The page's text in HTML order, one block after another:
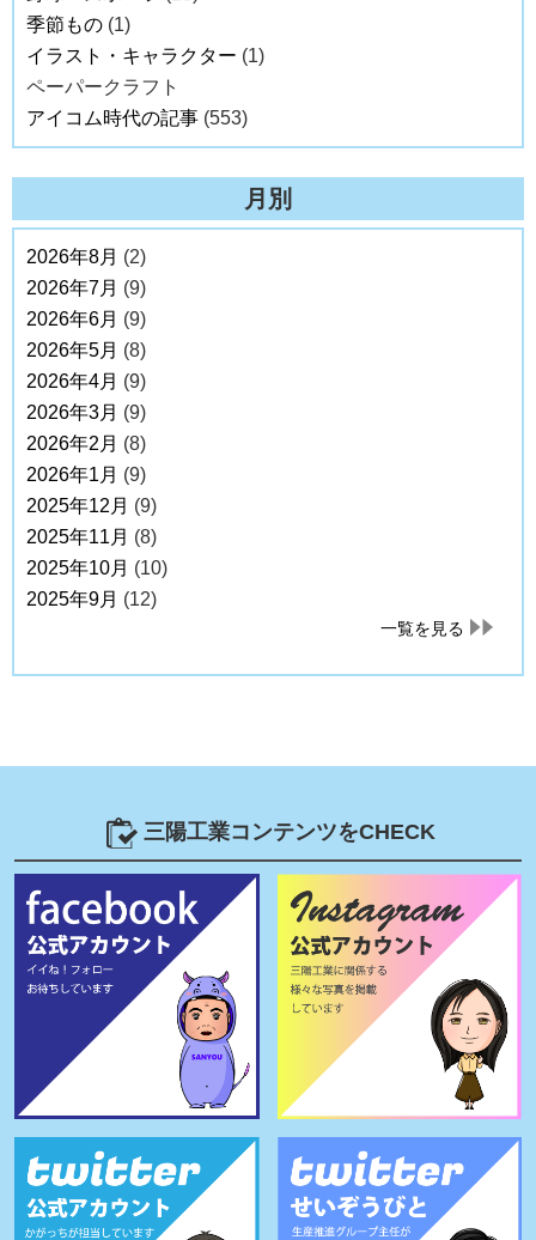
季節もの (1)
イラスト・キャラクター (1)
ペーパークラフト
アイコム時代の記事 (553)
月別
2026年8月 (2)
2026年7月 (9)
2026年6月 (9)
2026年5月 (8)
2026年4月 (9)
2026年3月 (9)
2026年2月 (8)
2026年1月 (9)
2025年12月 (9)
2025年11月 (8)
2025年10月 (10)
2025年9月 (12)
一覧を見る
三陽工業コンテンツをCHECK